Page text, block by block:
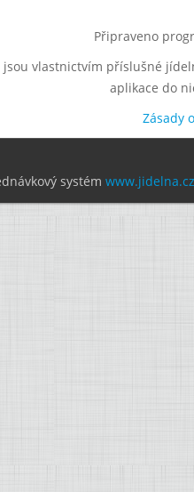
Připraveno
vlastnictvím příslušné
aplikace do
Zásady
systém www.jidelna.cz